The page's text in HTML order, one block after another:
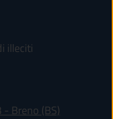
illeciti
Breno (BS)